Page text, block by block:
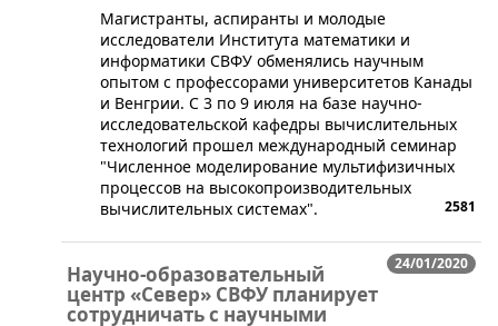
​Магистранты, аспиранты и молодые
исследователи Института математики и
информатики СВФУ обменялись научным
опытом с профессорами университетов Канады
и Венгрии. С 3 по 9 июля на базе научно-
исследовательской кафедры вычислительных
технологий прошел международный семинар
"Численное моделирование мультифизичных
процессов на высокопроизводительных
вычислительных системах".
2581
24/01/2020
Научно-образовательный
центр «Север» СВФУ планирует
сотрудничать с научными